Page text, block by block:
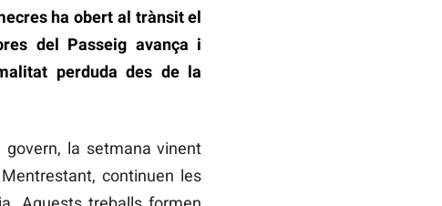
ha obert al trànsit el
del Passeig avança i
perduda des de la
govern, la setmana vinent
continuen les